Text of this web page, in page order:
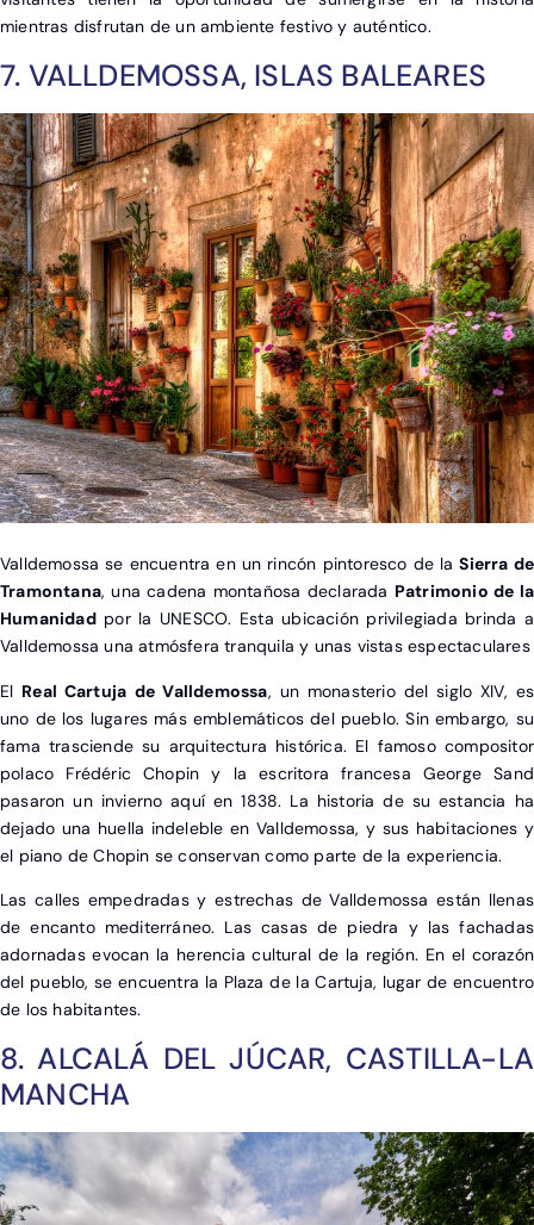
mientras disfrutan de un ambiente festivo y auténtico.
7. VALLDEMOSSA, ISLAS BALEARES
Valldemossa se encuentra en un rincón pintoresco de laSierra de
Tramontana, una cadena montañosa declarada Patrimonio de la
Humanidadpor la UNESCO. Esta ubicación privilegiada brinda a
Valldemossa una atmósfera tranquila y unas vistas espectaculares
El Real Cartuja de Valldemossa, un monasterio del siglo XIV, es
uno de los lugares más emblemáticos del pueblo. Sin embargo, su
fama trasciende su arquitectura histórica. El famoso compositor
polaco Frédéric Chopin y la escritora francesa George Sand
pasaron un invierno aquí en 1838. La historia de su estancia ha
dejado una huella indeleble en Valldemossa, y sus habitaciones y
el piano de Chopin se conservan como parte de la experiencia.
Las calles empedradas y estrechas de Valldemossa están llenas
de encanto mediterráneo. Las casas de piedra y las fachadas
adornadas evocan la herencia cultural de la región. En el corazón
del pueblo, se encuentra la Plaza de la Cartuja, lugar de encuentro
de los habitantes.
8. ALCALÁ DEL JÚCAR, CASTILLA-LA
MANCHA